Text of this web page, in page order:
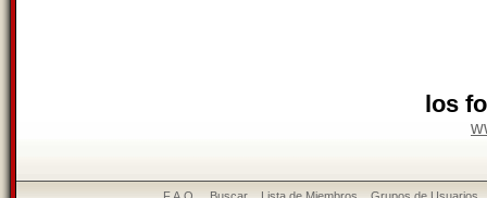
los